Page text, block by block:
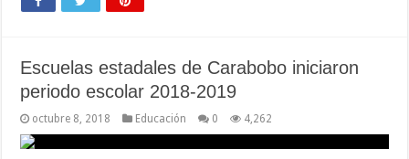
Escuelas estadales de Carabobo iniciaron
periodo escolar 2018-2019
octubre 8, 2018 Educación 0 4,262